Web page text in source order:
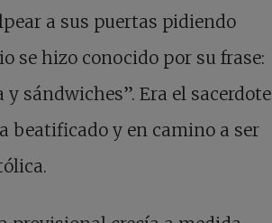
a sus puertas pidiendo
se hizo conocido por su frase:
sándwiches”. Era el sacerdote
beatificado y en camino a ser